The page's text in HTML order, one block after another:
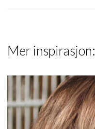
Mer inspirasjon: